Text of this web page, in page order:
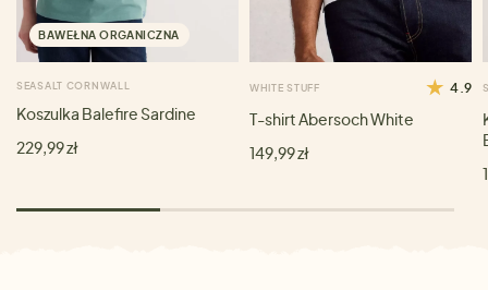
BAWEŁNA ORGANICZNA
SEASALT CORNWALL
Koszulka Balefire Sardine
229,99 zł
WHITE STUFF 4.9
T-shirt Abersoch White
149,99 zł